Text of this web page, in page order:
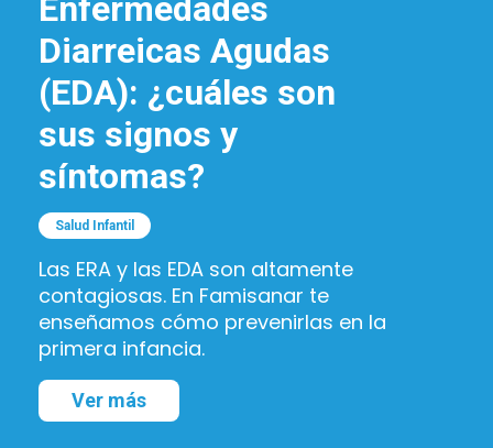
Enfermedades
Diarreicas Agudas
(EDA): ¿cuáles son
sus signos y
síntomas?
Salud Infantil
Las ERA y las EDA son altamente
contagiosas. En Famisanar te
enseñamos cómo prevenirlas en la
primera infancia.
Ver más